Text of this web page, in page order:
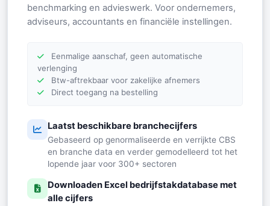
benchmarking en advieswerk. Voor ondernemers,
adviseurs, accountants en financiële instellingen.
Eenmalige aanschaf, geen automatische
verlenging
Btw-aftrekbaar voor zakelijke afnemers
Direct toegang na bestelling
Laatst beschikbare branchecijfers
Gebaseerd op genormaliseerde en verrijkte CBS
en branche data en verder gemodelleerd tot het
lopende jaar voor 300+ sectoren
Downloaden Excel bedrijfstakdatabase met
alle cijfers